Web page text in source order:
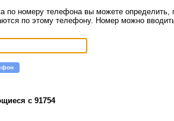
по номеру телефона вы можете определить,
по этому телефону. Номер можно
с 91754